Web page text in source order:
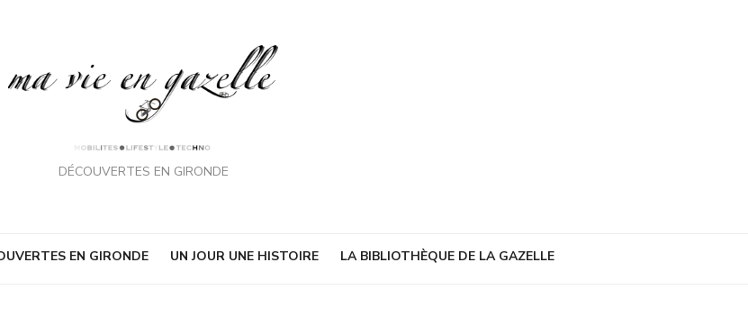
DÉCOUVERTES EN GIRONDE
EN GIRONDE UN JOUR UNE HISTOIRE LA BIBLIOTHÈQUE DE LA GAZELLE